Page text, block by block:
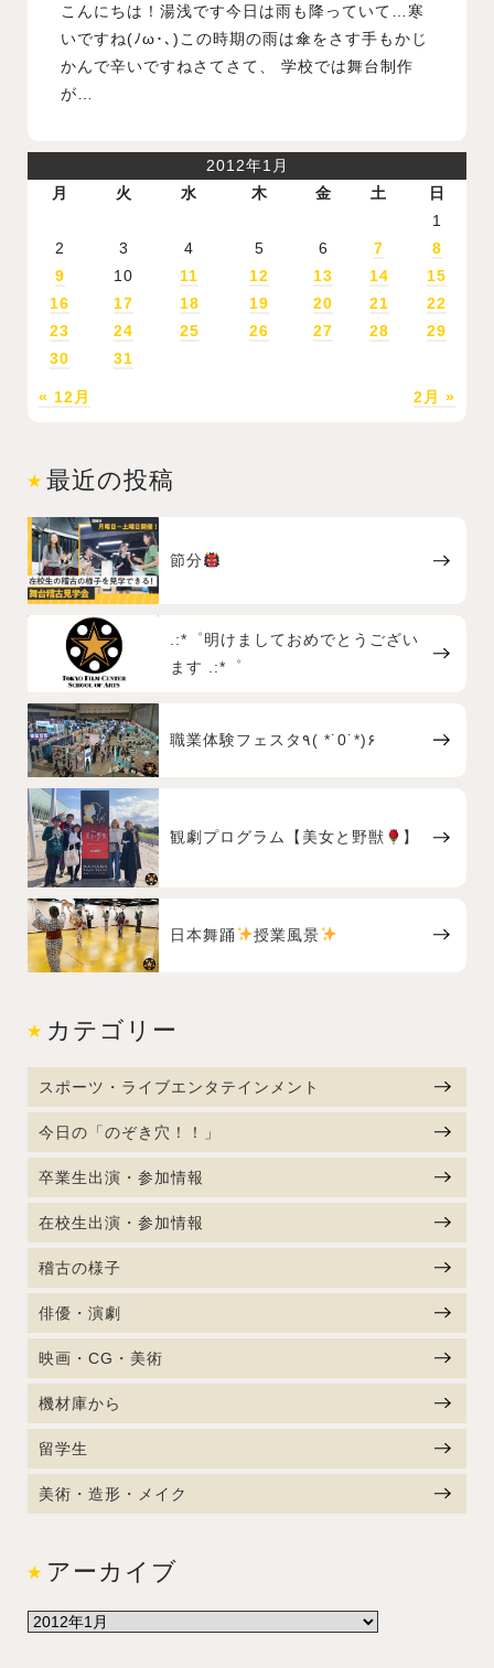
こんにちは！湯浅です今日は雨も降っていて…寒
いですね(ﾉω･､)この時期の雨は傘をさす手もかじ
かんで辛いですねさてさて、 学校では舞台制作
が…
2012年1月
月
火 水 木 金 土 日
« 12月 2月 »
1
2
3 4 5 6 7
8
9
10 11 12 13 14
15
16
17 18 19 20 21
22
23
24 25 26 27 28
29
30
31
最近の投稿
節分
.:*゜明けましておめでとうござい
ます .:*゜
職業体験フェスタ٩( *˙0˙*)۶
観劇プログラム【美女と野獣 】
日本舞踊 授業風景
カテゴリー
スポーツ・ライブエンタテインメント
今日の「のぞき穴！！」
卒業生出演・参加情報
在校生出演・参加情報
稽古の様子
俳優・演劇
映画・CG・美術
機材庫から
留学生
美術・造形・メイク
アーカイブ